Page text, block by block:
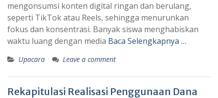
mengonsumsi konten digital ringan dan berulang,
seperti TikTok atau Reels, sehingga menurunkan
fokus dan konsentrasi. Banyak siswa menghabiskan
waktu luang dengan media Baca Selengkapnya …
Upacara Leave a comment
Rekapitulasi Realisasi Penggunaan Dana